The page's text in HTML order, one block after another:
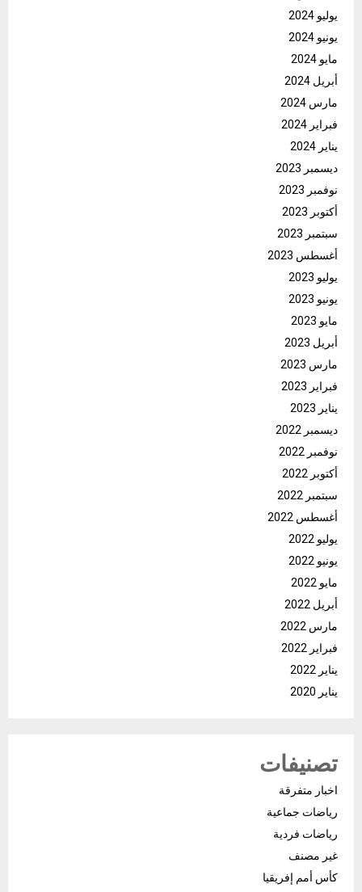
يوليو 2024
يونيو 2024
مايو 2024
أبريل 2024
مارس 2024
فبراير 2024
يناير 2024
ديسمبر 2023
نوفمبر 2023
أكتوبر 2023
سبتمبر 2023
أغسطس 2023
يوليو 2023
يونيو 2023
مايو 2023
أبريل 2023
مارس 2023
فبراير 2023
يناير 2023
ديسمبر 2022
نوفمبر 2022
أكتوبر 2022
سبتمبر 2022
أغسطس 2022
يوليو 2022
يونيو 2022
مايو 2022
أبريل 2022
مارس 2022
فبراير 2022
يناير 2022
يناير 2020
تصنيفات
اخبار متفرقة
رياضات جماعية
رياضات فردية
غير مصنف
كأس أمم إفريقيا